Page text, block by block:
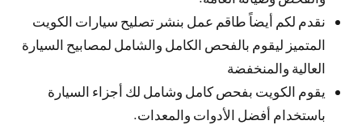
نقدم لكم أيضاً طاقم عمل بنشر تصليح سيارات الكويت
المتميز ليقوم بالفحص الكامل والشامل لمصابيح السيارة
العالية والمنخفضة
يقوم الكويت بفحص كامل وشامل لك أجزاء السيارة
باستخدام أفضل الأدوات والمعدات.